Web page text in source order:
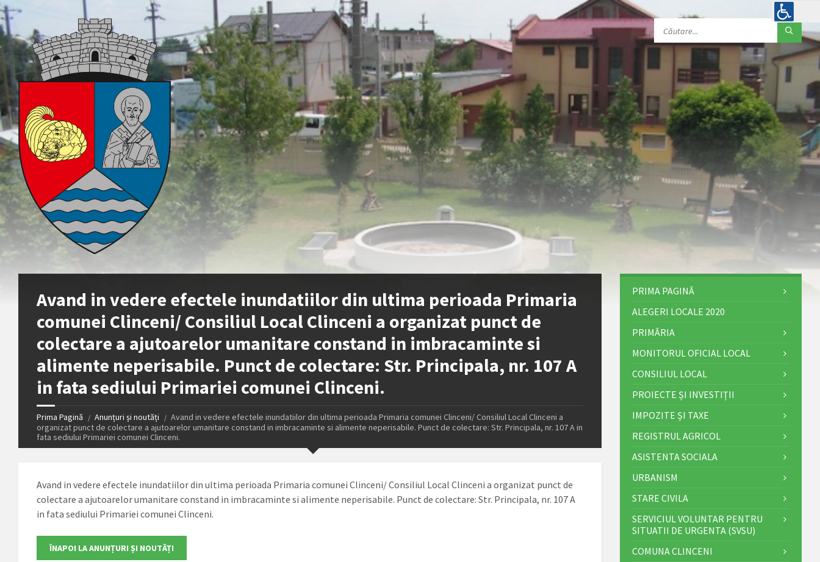
Avand in vedere efectele inundatiilor din ultima perioada Primaria
comunei Clinceni/ Consiliul Local Clinceni a organizat punct de
colectare a ajutoarelor umanitare constand in imbracaminte si
alimente neperisabile. Punct de colectare: Str. Principala, nr. 107 A
in fata sediului Primariei comunei Clinceni.
Prima Pagină Anunțuri și noutăți
Avand in vedere efectele inundatiilor din ultima perioada Primaria comunei Clinceni/ Consiliul Local Clinceni a
organizat punct de colectare a ajutoarelor umanitare constand in imbracaminte si alimente neperisabile. Punct de colectare: Str. Principala, nr. 107 A in
fata sediului Primariei comunei Clinceni.
Avand in vedere efectele inundatiilor din ultima perioada Primaria comunei Clinceni/ Consiliul Local Clinceni a organizat punct de
colectare a ajutoarelor umanitare constand in imbracaminte si alimente neperisabile. Punct de colectare: Str. Principala, nr. 107 A
in fata sediului Primariei comunei Clinceni.
PRIMA PAGINĂ
ALEGERI LOCALE 2020
PRIMĂRIA
MONITORUL OFICIAL LOCAL
CONSILIUL LOCAL
PROIECTE ȘI INVESTIȚII
IMPOZITE ȘI TAXE
REGISTRUL AGRICOL
ASISTENTA SOCIALA
URBANISM
STARE CIVILA
SERVICIUL VOLUNTAR PENTRU
SITUATII DE URGENTA (SVSU)
COMUNA CLINCENI